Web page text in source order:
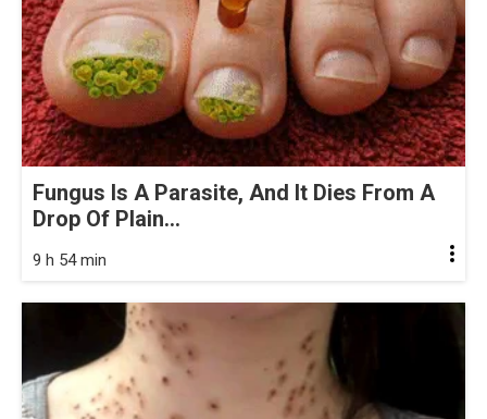
Fungus Is A Parasite, And It Dies From A
Drop Of Plain...
9 h 54 min